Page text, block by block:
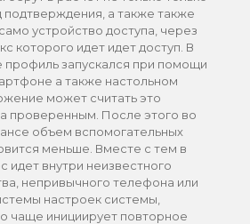
подтверждения, а также также
устройство доступа, через
которого идет идет доступ. В
профиль запускался при помощи
а также настольном
может считать это
проверенным. После этого во
объем вспомогательных
меньше. Вместе с тем в
идет внутри неизвестного
непривычного телефона или
настроек системы,
чаще инициирует повторное